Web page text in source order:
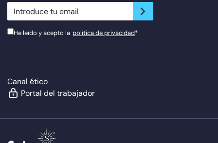
newsletter.suscribe
He leído y acepto la política de privacidad*
Canal ético
Portal del trabajador